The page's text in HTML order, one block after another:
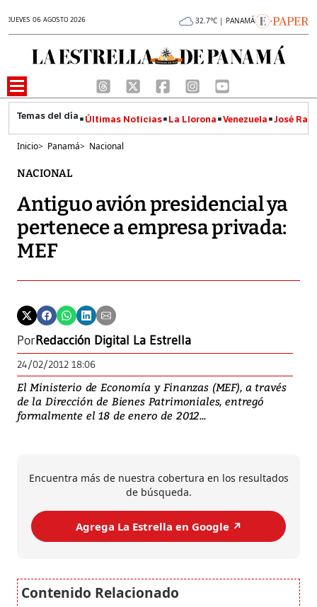
JUEVES 06 AGOSTO 2026 32.7°C | PANAMÁ
Últimas Noticias La Llorona Venezuela José
Inicio> Panamá> Nacional
NACIONAL
Antiguo avión presidencial ya
pertenece a empresa privada:
MEF
PorRedacción Digital La Estrella
24/02/2012 18:06
El Ministerio de Economía y Finanzas (MEF), a través
de la Dirección de Bienes Patrimoniales, entregó
formalmente el 18 de enero de 2012...
Encuentra más de nuestra cobertura en los resultados
de búsqueda.
Agrega La Estrella en Google ↗️